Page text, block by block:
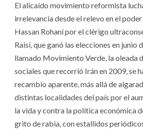
El alicaído movimiento reformista
irrelevancia desde el relevo en el
Hassan Rohaní por el clérigo
Raisí, que ganó las elecciones en junio
llamado Movimiento Verde, la oleada
sociales que recorrió Irán en 2009, se
recambio aparente, más allá de
distintas localidades del país por el
la vida y contra la política económica
grito de rabia, con estallidos